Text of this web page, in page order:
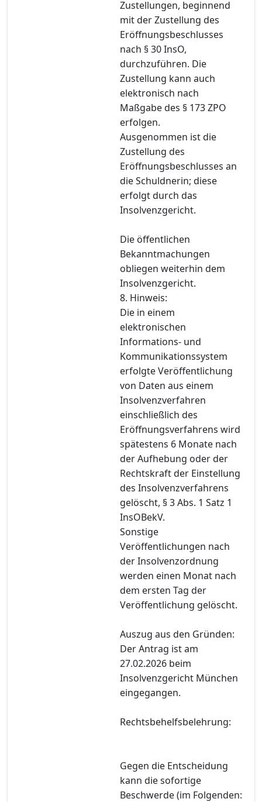
Zustellungen, beginnend
mit der Zustellung des
Eröffnungsbeschlusses
nach § 30 InsO,
durchzuführen. Die
Zustellung kann auch
elektronisch nach
Maßgabe des § 173 ZPO
erfolgen.
Ausgenommen ist die
Zustellung des
Eröffnungsbeschlusses an
die Schuldnerin; diese
erfolgt durch das
Insolvenzgericht.
Die öffentlichen
Bekanntmachungen
obliegen weiterhin dem
Insolvenzgericht.
8. Hinweis:
Die in einem
elektronischen
Informations- und
Kommunikationssystem
erfolgte Veröffentlichung
von Daten aus einem
Insolvenzverfahren
einschließlich des
Eröffnungsverfahrens wird
spätestens 6 Monate nach
der Aufhebung oder der
Rechtskraft der Einstellung
des Insolvenzverfahrens
gelöscht, § 3 Abs. 1 Satz 1
InsOBekV.
Sonstige
Veröffentlichungen nach
der Insolvenzordnung
werden einen Monat nach
dem ersten Tag der
Veröffentlichung gelöscht.
Auszug aus den Gründen:
Der Antrag ist am
27.02.2026 beim
Insolvenzgericht München
eingegangen.
Rechtsbehelfsbelehrung:
Gegen die Entscheidung
kann die sofortige
Beschwerde (im Folgenden: